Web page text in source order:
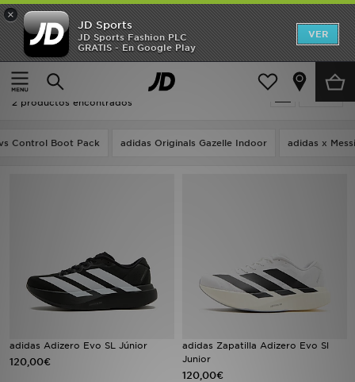
×
JD Sports
JD Sports Fashion PLC
GRATIS - En Google Play
VER
Página principal
Niños
Niños - Adidas Evo SL
2 productos encontrados
Control Boot Pack adidas Originals Gazelle Indoor adidas x Messi
adidas Adizero Evo SL Júnior
120,00€
adidas Zapatilla Adizero Evo Sl
Junior
120,00€
Hombre
Mujer
Niños
JD Fútbol